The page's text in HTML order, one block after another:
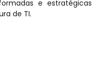
e estratégicas
de TI.